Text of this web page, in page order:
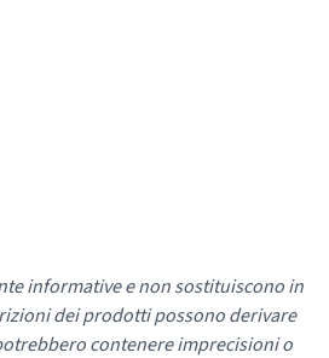
informative e non sostituiscono in
dei prodotti possono derivare
contenere imprecisioni o